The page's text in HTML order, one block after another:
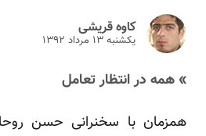
کاوه قریشی
یکشنبه ۱۳ مرداد ۱۳۹۲
» همه در انتظار تعامل
همزمان با سخنرانی حسن